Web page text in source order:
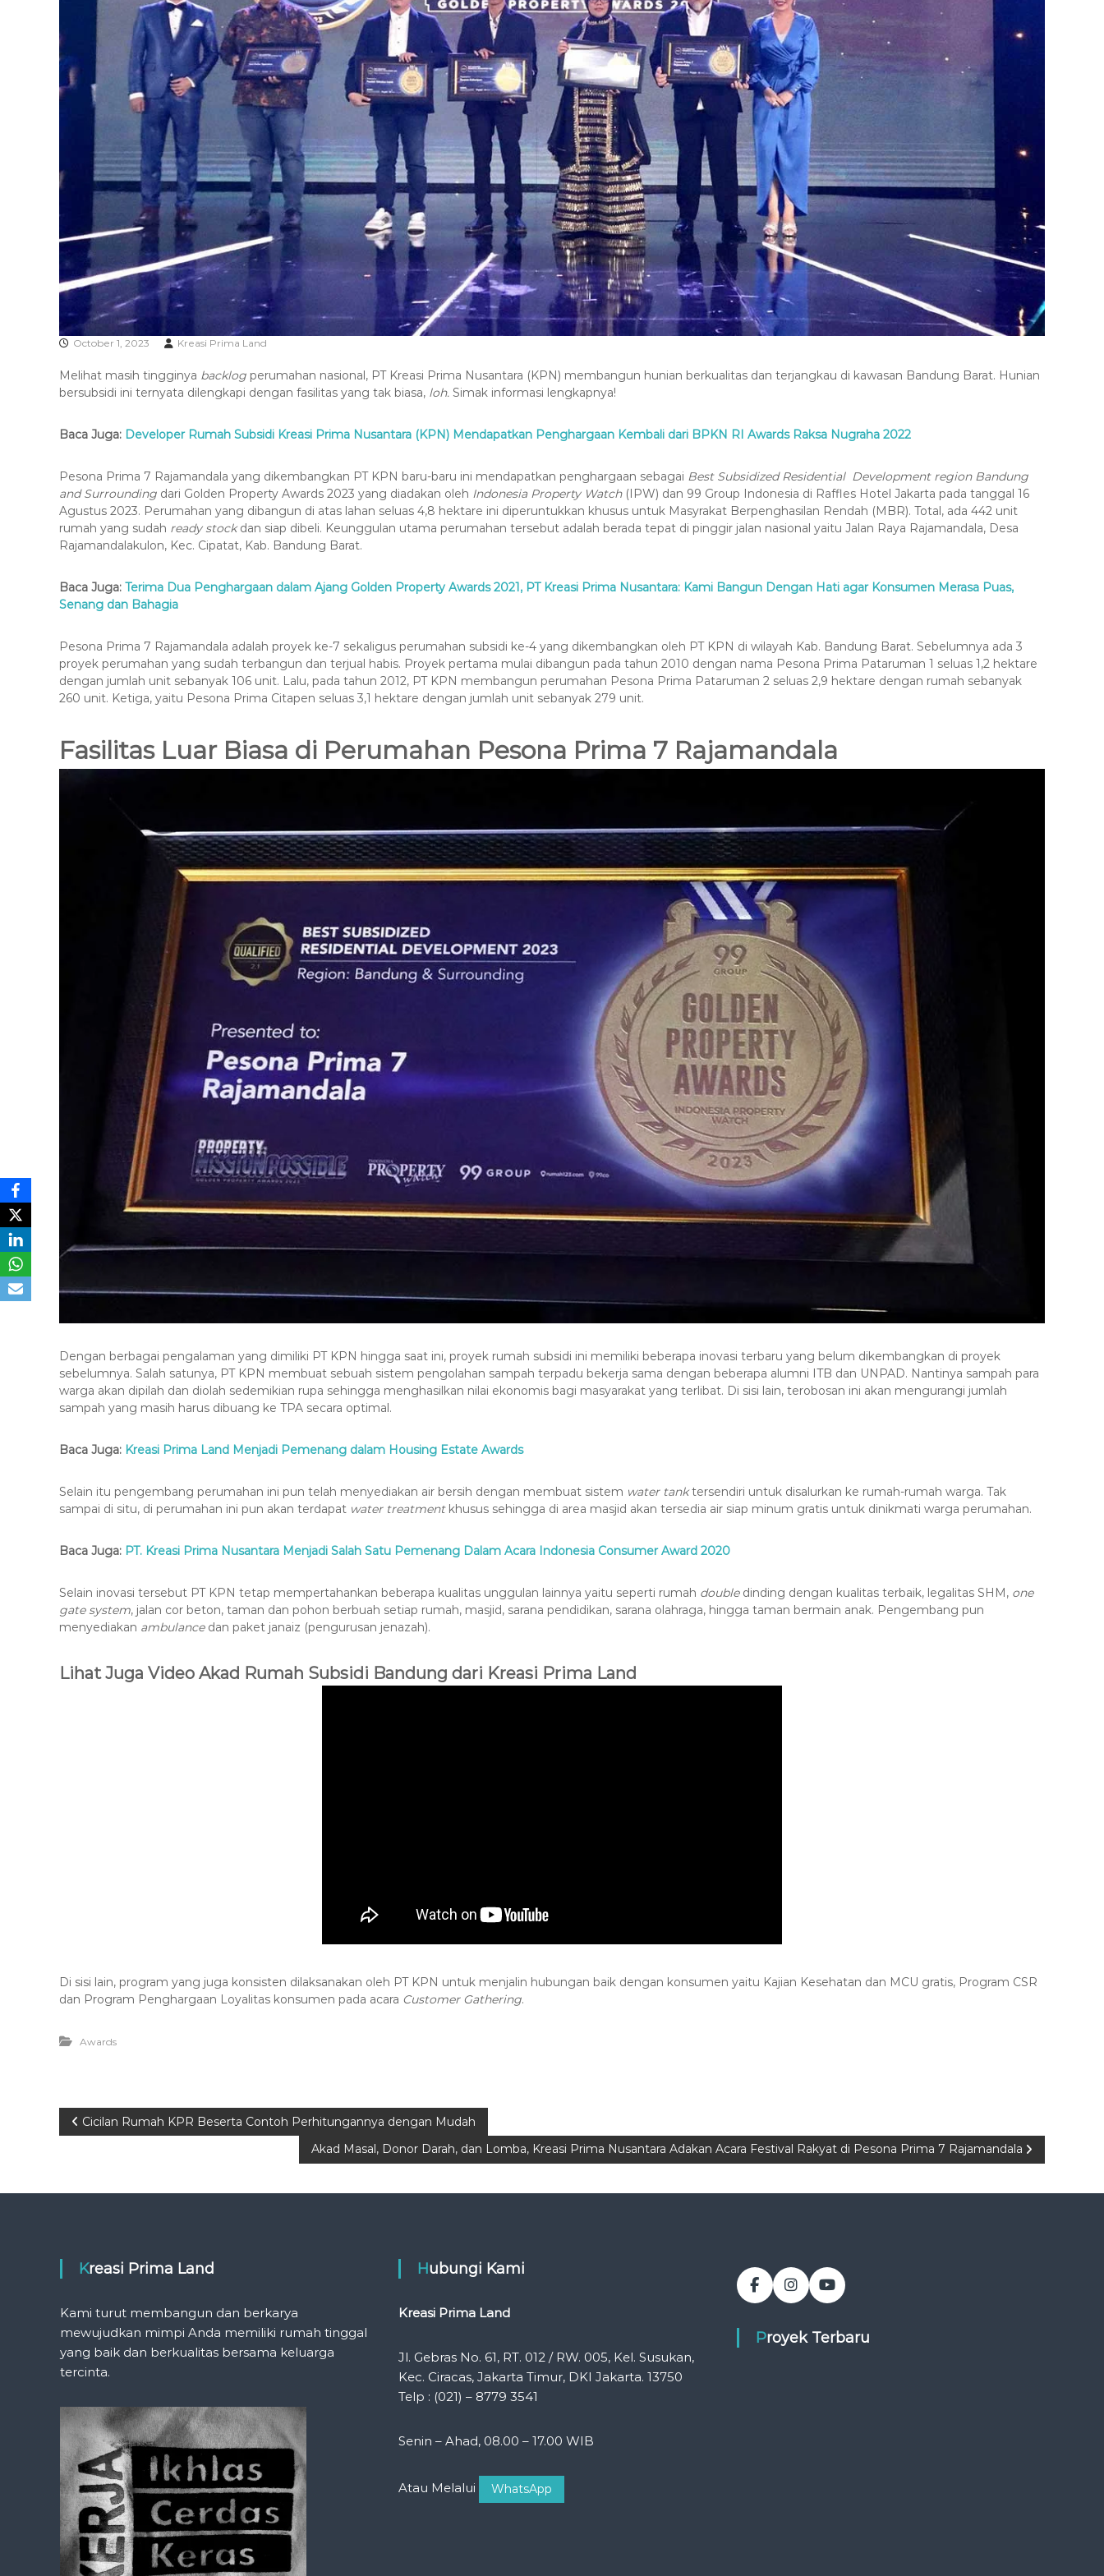
A
October 1, 2023 Kreasi Prima Land
Melihat masih tingginya backlog perumahan nasional, PT Kreasi Prima Nusantara (KPN) membangun hunian berkualitas dan terjangkau di kawasan Bandung Barat. Hunian
bersubsidi ini ternyata dilengkapi dengan fasilitas yang tak biasa, loh. Simak informasi lengkapnya!
Baca Juga: Developer Rumah Subsidi Kreasi Prima Nusantara (KPN) Mendapatkan Penghargaan Kembali dari BPKN RI Awards Raksa Nugraha 2022
Pesona Prima 7 Rajamandala yang dikembangkan PT KPN baru-baru ini mendapatkan penghargaan sebagai Best Subsidized Residential Development region Bandung
and Surrounding dari Golden Property Awards 2023 yang diadakan oleh Indonesia Property Watch(IPW) dan 99 Group Indonesia di Raffles Hotel Jakarta pada tanggal 16
Agustus 2023. Perumahan yang dibangun di atas lahan seluas 4,8 hektare ini diperuntukkan khusus untuk Masyrakat Berpenghasilan Rendah (MBR). Total, ada 442 unit
rumah yang sudah ready stockdan siap dibeli. Keunggulan utama perumahan tersebut adalah berada tepat di pinggir jalan nasional yaitu Jalan Raya Rajamandala, Desa
Rajamandalakulon, Kec. Cipatat, Kab. Bandung Barat.
Baca Juga: Terima Dua Penghargaan dalam Ajang Golden Property Awards 2021, PT Kreasi Prima Nusantara: Kami Bangun Dengan Hati agar Konsumen Merasa Puas,
Senang dan Bahagia
Pesona Prima 7 Rajamandala adalah proyek ke-7 sekaligus perumahan subsidi ke-4 yang dikembangkan oleh PT KPN di wilayah Kab. Bandung Barat. Sebelumnya ada 3
proyek perumahan yang sudah terbangun dan terjual habis. Proyek pertama mulai dibangun pada tahun 2010 dengan nama Pesona Prima Pataruman 1 seluas 1,2 hektare
dengan jumlah unit sebanyak 106 unit. Lalu, pada tahun 2012, PT KPN membangun perumahan Pesona Prima Pataruman 2 seluas 2,9 hektare dengan rumah sebanyak
260 unit. Ketiga, yaitu Pesona Prima Citapen seluas 3,1 hektare dengan jumlah unit sebanyak 279 unit.
Fasilitas Luar Biasa di Perumahan Pesona Prima 7 Rajamandala
Dengan berbagai pengalaman yang dimiliki PT KPN hingga saat ini, proyek rumah subsidi ini memiliki beberapa inovasi terbaru yang belum dikembangkan di proyek
sebelumnya. Salah satunya, PT KPN membuat sebuah sistem pengolahan sampah terpadu bekerja sama dengan beberapa alumni ITB dan UNPAD. Nantinya sampah para
warga akan dipilah dan diolah sedemikian rupa sehingga menghasilkan nilai ekonomis bagi masyarakat yang terlibat. Di sisi lain, terobosan ini akan mengurangi jumlah
sampah yang masih harus dibuang ke TPA secara optimal.
Baca Juga: Kreasi Prima Land Menjadi Pemenang dalam Housing Estate Awards
Selain itu pengembang perumahan ini pun telah menyediakan air bersih dengan membuat sistem water tanktersendiri untuk disalurkan ke rumah-rumah warga. Tak
sampai di situ, di perumahan ini pun akan terdapat water treatmentkhusus sehingga di area masjid akan tersedia air siap minum gratis untuk dinikmati warga perumahan.
Baca Juga: PT. Kreasi Prima Nusantara Menjadi Salah Satu Pemenang Dalam Acara Indonesia Consumer Award 2020
Selain inovasi tersebut PT KPN tetap mempertahankan beberapa kualitas unggulan lainnya yaitu seperti rumah doubledinding dengan kualitas terbaik, legalitas SHM, one
gate system, jalan cor beton, taman dan pohon berbuah setiap rumah, masjid, sarana pendidikan, sarana olahraga, hingga taman bermain anak. Pengembang pun
menyediakan ambulancedan paket janaiz (pengurusan jenazah).
Lihat Juga Video Akad Rumah Subsidi Bandung dari Kreasi Prima Land
Di sisi lain, program yang juga konsisten dilaksanakan oleh PT KPN untuk menjalin hubungan baik dengan konsumen yaitu Kajian Kesehatan dan MCU gratis, Program CSR
dan Program Penghargaan Loyalitas konsumen pada acara Customer Gathering.
Awards
P
s
n
a
v
i
g
a
t
i
o
Cicilan Rumah KPR Beserta Contoh Perhitungannya dengan Mudah
Akad Masal, Donor Darah, dan Lomba, Kreasi Prima Nusantara Adakan Acara Festival Rakyat di Pesona Prima 7 Rajamandala
Kreasi Prima Land
Kami turut membangun dan berkarya
mewujudkan mimpi Anda memiliki rumah tinggal
yang baik dan berkualitas bersama keluarga
tercinta.
Hubungi Kami
Kreasi Prima Land
Jl. Gebras No. 61, RT. 012 / RW. 005, Kel. Susukan,
Kec. Ciracas, Jakarta Timur, DKI Jakarta. 13750
Telp : (021) – 8779 3541
Senin – Ahad, 08.00 – 17.00 WIB
Atau Melalui WhatsApp
Proyek Terbaru